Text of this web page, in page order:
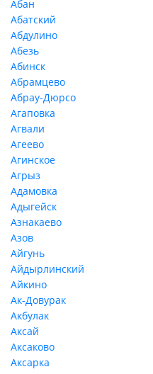
Абан
Абатский
Абдулино
Абезь
Абинск
Абрамцево
Абрау-Дюрсо
Агаповка
Агвали
Агеево
Агинское
Агрыз
Адамовка
Адыгейск
Азнакаево
Азов
Айгунь
Айдырлинский
Айкино
Ак-Довурак
Акбулак
Аксай
Аксаково
Аксарка